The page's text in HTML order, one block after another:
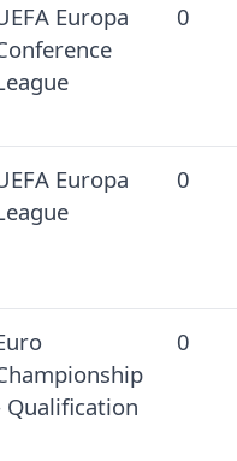
Europa
0
Europa
0
Qualification
0